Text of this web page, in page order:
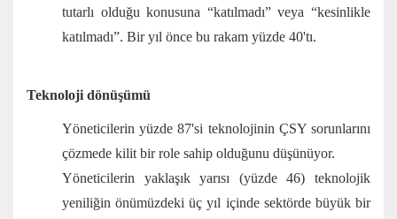
tutarlı olduğu konusuna “katılmadı” veya “kesinlikle
katılmadı”. Bir yıl önce bu rakam yüzde 40'tı.
Teknoloji dönüşümü
Yöneticilerin yüzde 87'si teknolojinin ÇSY sorunlarını
çözmede kilit bir role sahip olduğunu düşünüyor.
Yöneticilerin yaklaşık yarısı (yüzde 46) teknolojik
yeniliğin önümüzdeki üç yıl içinde sektörde büyük bir